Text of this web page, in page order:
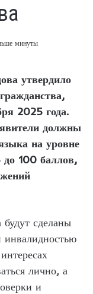
минуты
утвердило
2025 года.
должны
на уровне
до 100 баллов,
сделаны
инвалидностью
лично, а
и